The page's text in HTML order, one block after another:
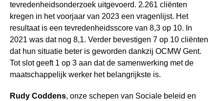
tevredenheidsonderzoek uitgevoerd. 2.261 cliënten
kregen in het voorjaar van 2023 een vragenlijst. Het
resultaat is een tevredenheidsscore van 8,3 op 10. In
2021 was dat nog 8,1. Verder bevestigen 7 op 10 cliënten
dat hun situatie beter is geworden dankzij OCMW Gent.
Tot slot geeft 1 op 3 aan dat de samenwerking met de
maatschappelijk werker het belangrijkste is.
Rudy Coddens, onze schepen van Sociale beleid en